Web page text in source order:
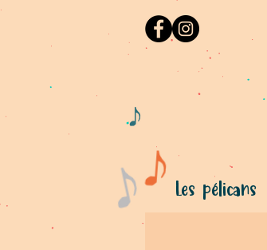
Les pélicans